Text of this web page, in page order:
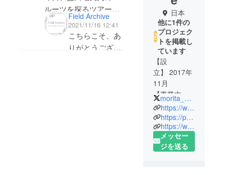
ルーツを探るツアーに
参加させていただきま
した。盛田昭夫氏のお
嬢様の直子様にまる一
Field Archive
2021/11/16 12:41
こちらこそ、あ
りがとうござい
日本
他に1件の
プロジェク
トを掲載し
ています
【設
立】 2017年
11月
【事業内
容】
フィールド
アーカイヴ
株式会社は
絶版本の復
morita_book2
https://www.facebook.com/109718378040648/
https://publ.field-archive.com/
https://www.instagram.com/morita.sony.book2
メッセー
ジを送る